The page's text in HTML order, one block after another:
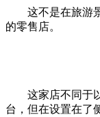
这不是在旅游景
的零售店。
这家店不同于以
台，但在设置在了